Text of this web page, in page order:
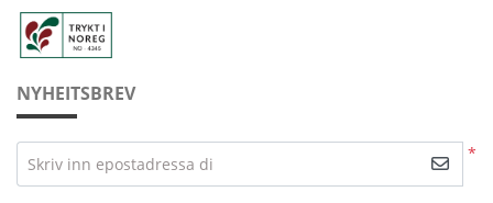
NYHEITSBREV
*
Skriv inn epostadressa di